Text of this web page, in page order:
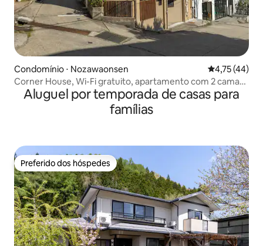
Condomínio ⋅ Nozawaonsen 4,75 de uma
4,75 (44)
Corner House, Wi-Fi gratuito, apartamento com 2 camas
de solteiro
Aluguel por temporada de casas para
famílias
Preferido dos hóspedes
Preferido dos hóspedes